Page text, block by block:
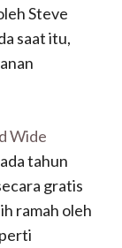
Steve
saat itu,
Wide
tahun
gratis
ramah oleh